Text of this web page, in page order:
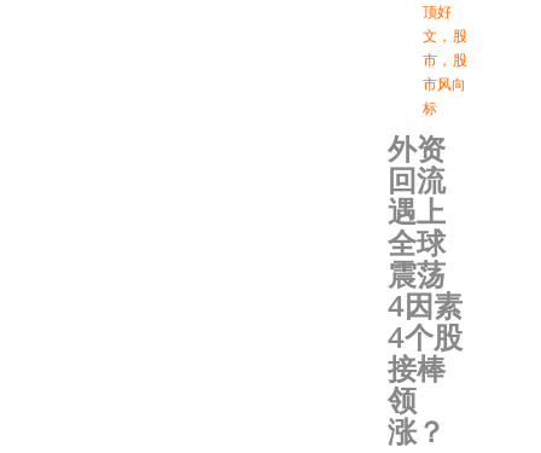
顶好
文 ， 股
市 ， 股
市风向
标
外资
回流
遇上
全球
震荡
4因素
4个股
接棒
领
涨？